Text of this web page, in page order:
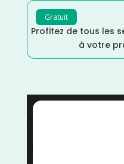
Gratuit
Profitez de tous les
à votre
Trail
Marathon